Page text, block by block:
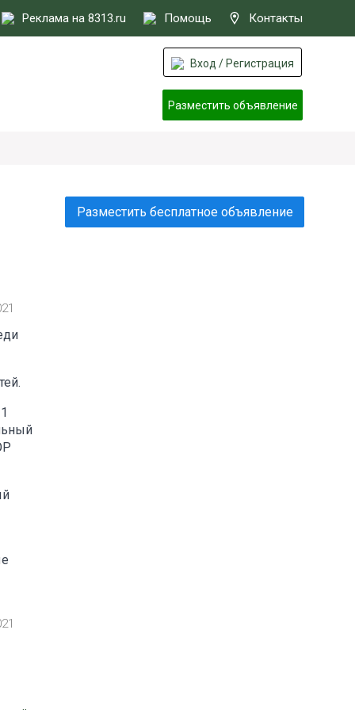
Реклама на 8313.ru Помощь Контакты
Вход / Регистрация
Разместить объявление
Разместить бесплатное объявление